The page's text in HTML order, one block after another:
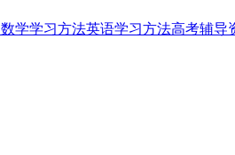
数学学习方法英语学习方法高考辅导